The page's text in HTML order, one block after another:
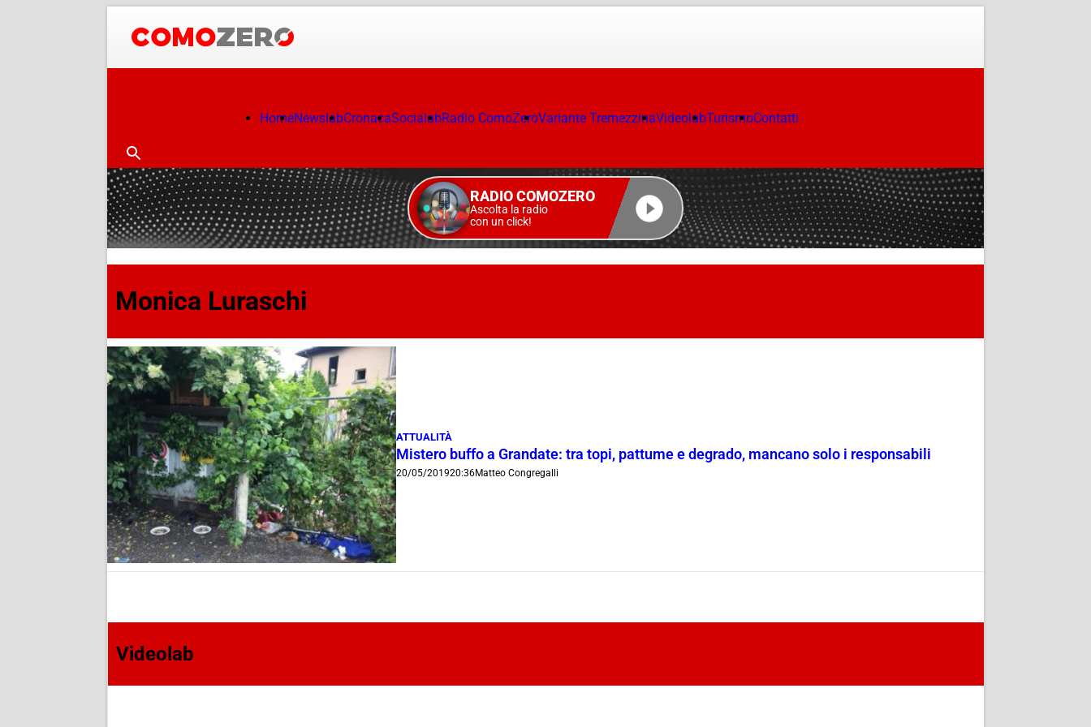
HomeNewslabCronacaSocialabRadio ComoZeroVariante TremezzinaVideolabTurismoContatti
RADIO COMOZERO
Ascolta la radio
con un click!
Monica Luraschi
ATTUALITÀ
Mistero buffo a Grandate: tra topi, pattume e degrado, mancano solo i responsabili
20/05/201920:36Matteo Congregalli
Videolab